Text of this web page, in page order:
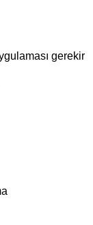
gerekir